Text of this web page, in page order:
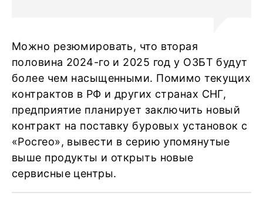
Можно резюмировать, что вторая
половина 2024-го и 2025 год у ОЗБТ будут
более чем насыщенными. Помимо текущих
контрактов в РФ и других странах СНГ,
предприятие планирует заключить новый
контракт на поставку буровых установок с
«Росгео», вывести в серию упомянутые
выше продукты и открыть новые
сервисные центры.